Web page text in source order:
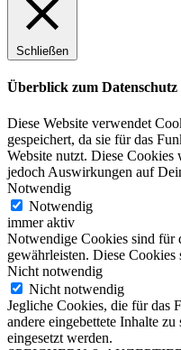
Schließen
Überblick zum Datenschutz
Diese Website verwendet
gespeichert, da sie für das
Website nutzt. Diese
jedoch Auswirkungen auf
Notwendig
Notwendig
immer aktiv
Notwendige Cookies sind für
gewährleisten. Diese
Nicht notwendig
Nicht notwendig
Jegliche Cookies, die für das
andere eingebettete Inhalte
eingesetzt werden.